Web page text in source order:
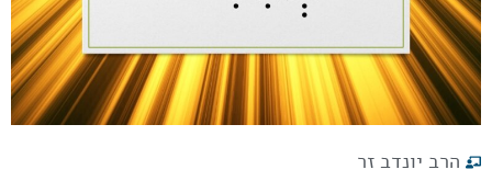
הרב יונדב זר